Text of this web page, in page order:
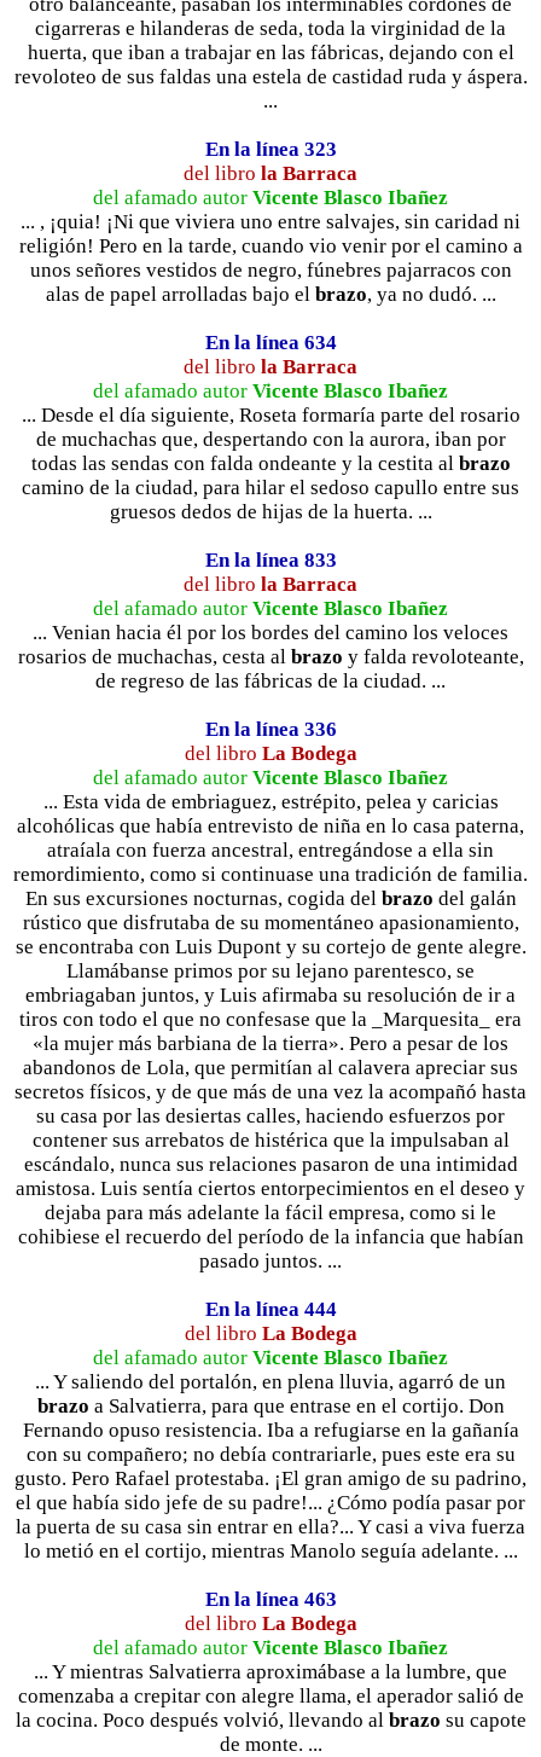
cigarreras e hilanderas de seda, toda la virginidad de la
huerta, que iban a trabajar en las fábricas, dejando con el
revoloteo de sus faldas una estela de castidad ruda y áspera.
...
En la línea 323
del libro la Barraca
del afamado autor Vicente Blasco Ibañez
... , ¡quia! ¡Ni que viviera uno entre salvajes, sin caridad ni
religión! Pero en la tarde, cuando vio venir por el camino a
unos señores vestidos de negro, fúnebres pajarracos con
alas de papel arrolladas bajo el brazo, ya no dudó. ...
En la línea 634
del libro la Barraca
del afamado autor Vicente Blasco Ibañez
... Desde el día siguiente, Roseta formaría parte del rosario
de muchachas que, despertando con la aurora, iban por
todas las sendas con falda ondeante y la cestita al brazo
camino de la ciudad, para hilar el sedoso capullo entre sus
gruesos dedos de hijas de la huerta. ...
En la línea 833
del libro la Barraca
del afamado autor Vicente Blasco Ibañez
... Venian hacia él por los bordes del camino los veloces
rosarios de muchachas, cesta al brazo y falda revoloteante,
de regreso de las fábricas de la ciudad. ...
En la línea 336
del libro La Bodega
del afamado autor Vicente Blasco Ibañez
... Esta vida de embriaguez, estrépito, pelea y caricias
alcohólicas que había entrevisto de niña en lo casa paterna,
atraíala con fuerza ancestral, entregándose a ella sin
remordimiento, como si continuase una tradición de familia.
En sus excursiones nocturnas, cogida del brazo del galán
rústico que disfrutaba de su momentáneo apasionamiento,
se encontraba con Luis Dupont y su cortejo de gente alegre.
Llamábanse primos por su lejano parentesco, se
embriagaban juntos, y Luis afirmaba su resolución de ir a
tiros con todo el que no confesase que la _Marquesita_ era
«la mujer más barbiana de la tierra». Pero a pesar de los
abandonos de Lola, que permitían al calavera apreciar sus
secretos físicos, y de que más de una vez la acompañó hasta
su casa por las desiertas calles, haciendo esfuerzos por
contener sus arrebatos de histérica que la impulsaban al
escándalo, nunca sus relaciones pasaron de una intimidad
amistosa. Luis sentía ciertos entorpecimientos en el deseo y
dejaba para más adelante la fácil empresa, como si le
cohibiese el recuerdo del período de la infancia que habían
pasado juntos. ...
En la línea 444
del libro La Bodega
del afamado autor Vicente Blasco Ibañez
... Y saliendo del portalón, en plena lluvia, agarró de un
brazo a Salvatierra, para que entrase en el cortijo. Don
Fernando opuso resistencia. Iba a refugiarse en la gañanía
con su compañero; no debía contrariarle, pues este era su
gusto. Pero Rafael protestaba. ¡El gran amigo de su padrino,
el que había sido jefe de su padre!... ¿Cómo podía pasar por
la puerta de su casa sin entrar en ella?... Y casi a viva fuerza
lo metió en el cortijo, mientras Manolo seguía adelante. ...
En la línea 463
del libro La Bodega
del afamado autor Vicente Blasco Ibañez
... Y mientras Salvatierra aproximábase a la lumbre, que
comenzaba a crepitar con alegre llama, el aperador salió de
la cocina. Poco después volvió, llevando al brazo su capote
de monte. ...